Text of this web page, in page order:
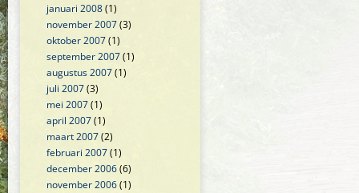
januari 2008(1)
november 2007(3)
oktober 2007(1)
september 2007(1)
augustus 2007(1)
juli 2007(3)
mei 2007(1)
april 2007(1)
maart 2007(2)
februari 2007(1)
december 2006(6)
november 2006(1)